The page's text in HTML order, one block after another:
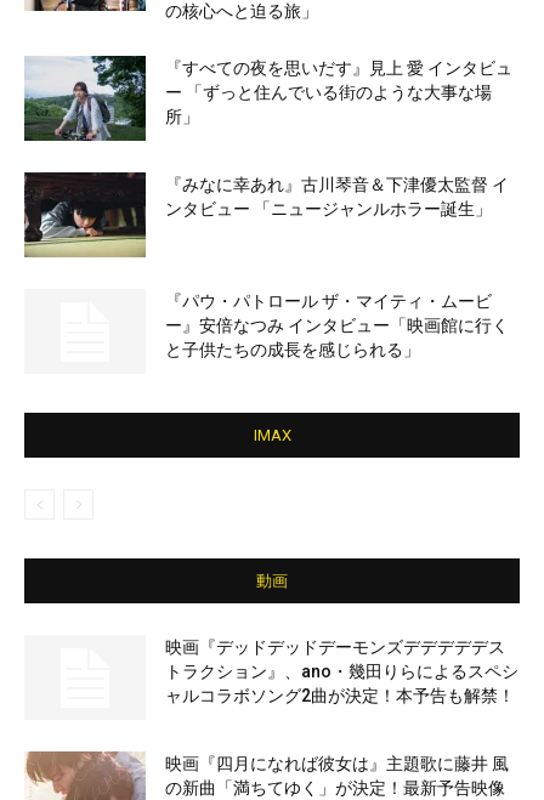
の核心へと迫る旅」
『すべての夜を思いだす』見上 愛 インタビュ
ー 「ずっと住んでいる街のような大事な場
所」
『みなに幸あれ』古川琴音＆下津優太監督 イ
ンタビュー 「ニュージャンルホラー誕生」
『パウ・パトロール ザ・マイティ・ムービ
ー』安倍なつみ インタビュー「映画館に行く
と子供たちの成長を感じられる」
IMAX
動画
映画『デッドデッドデーモンズデデデデデス
トラクション』、ano・幾田りらによるスペシ
ャルコラボソング2曲が決定！本予告も解禁！
映画『四月になれば彼女は』主題歌に藤井 風
の新曲「満ちてゆく」が決定！最新予告映像